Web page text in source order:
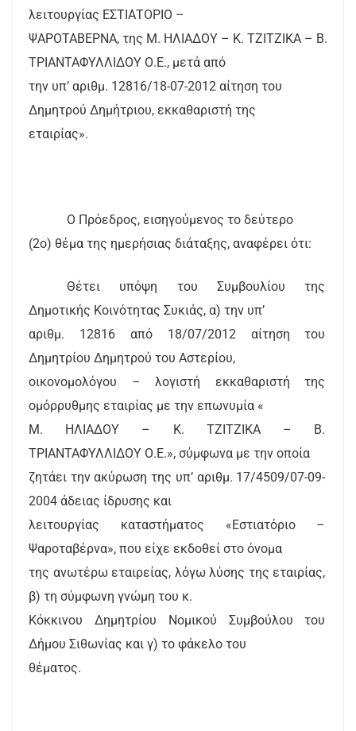
λειτουργίας ΕΣΤΙΑΤΟΡΙΟ –
ΨΑΡΟΤΑΒΕΡΝΑ, της Μ. ΗΛΙΑΔΟΥ – Κ. ΤΖΙΤΖΙΚΑ – Β.
ΤΡΙΑΝΤΑΦΥΛΛΙΔΟΥ Ο.Ε., μετά από
την υπ’ αριθμ. 12816/18-07-2012 αίτηση του
Δημητρού Δημήτριου, εκκαθαριστή της
εταιρίας».
Ο Πρόεδρος, εισηγούμενος το δεύτερο
(2ο) θέμα της ημερήσιας διάταξης, αναφέρει ότι:
Θέτει υπόψη του Συμβουλίου της
Δημοτικής Κοινότητας Συκιάς, α) την υπ’
αριθμ. 12816 από 18/07/2012 αίτηση του
Δημητρίου Δημητρού του Αστερίου,
οικονομολόγου – λογιστή εκκαθαριστή της
ομόρρυθμης εταιρίας με την επωνυμία «
Μ. ΗΛΙΑΔΟΥ – Κ. ΤΖΙΤΖΙΚΑ – Β.
ΤΡΙΑΝΤΑΦΥΛΛΙΔΟΥ Ο.Ε.», σύμφωνα με την οποία
ζητάει την ακύρωση της υπ’ αριθμ. 17/4509/07-09-
2004 άδειας ίδρυσης και
λειτουργίας καταστήματος «Εστιατόριο –
Ψαροταβέρνα», που είχε εκδοθεί στο όνομα
της ανωτέρω εταιρείας, λόγω λύσης της εταιρίας,
β) τη σύμφωνη γνώμη του κ.
Κόκκινου Δημητρίου Νομικού Συμβούλου του
Δήμου Σιθωνίας και γ) το φάκελο του
θέματος.